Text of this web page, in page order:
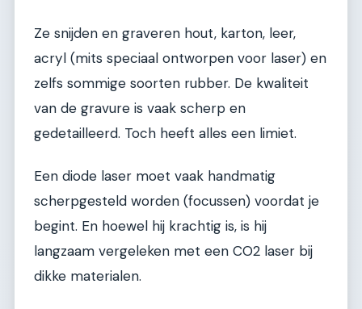
Ze snijden en graveren hout, karton, leer,
acryl (mits speciaal ontworpen voor laser) en
zelfs sommige soorten rubber. De kwaliteit
van de gravure is vaak scherp en
gedetailleerd. Toch heeft alles een limiet.
Een diode laser moet vaak handmatig
scherpgesteld worden (focussen) voordat je
begint. En hoewel hij krachtig is, is hij
langzaam vergeleken met een CO2 laser bij
dikke materialen.